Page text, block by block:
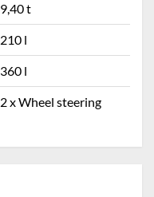
9,40 t
210 l
360 l
2 x Wheel steering